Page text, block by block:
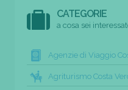
CATEGORIE
a cosa sei
Agenzie di Viaggio
Agriturismo Costa